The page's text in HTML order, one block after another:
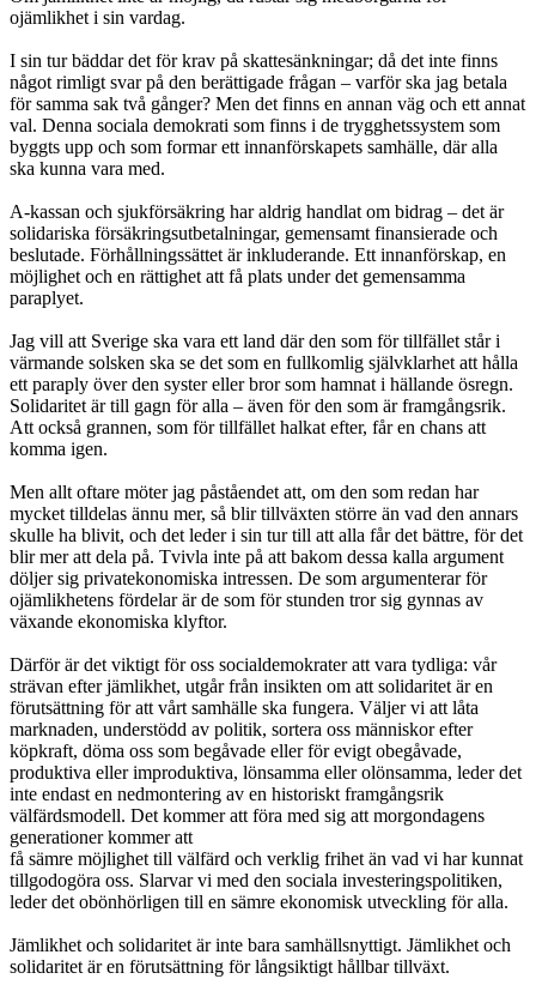
ojämlikhet i sin vardag.
I sin tur bäddar det för krav på skattesänkningar; då det inte finns
något rimligt svar på den berättigade frågan – varför ska jag betala
för samma sak två gånger? Men det finns en annan väg och ett annat
val. Denna sociala demokrati som finns i de trygghetssystem som
byggts upp och som formar ett innanförskapets samhälle, där alla
ska kunna vara med.
A-kassan och sjukförsäkring har aldrig handlat om bidrag – det är
solidariska försäkringsutbetalningar, gemensamt finansierade och
beslutade. Förhållningssättet är inkluderande. Ett innanförskap, en
möjlighet och en rättighet att få plats under det gemensamma
paraplyet.
Jag vill att Sverige ska vara ett land där den som för tillfället står i
värmande solsken ska se det som en fullkomlig självklarhet att hålla
ett paraply över den syster eller bror som hamnat i hällande ösregn.
Solidaritet är till gagn för alla – även för den som är framgångsrik.
Att också grannen, som för tillfället halkat efter, får en chans att
komma igen.
Men allt oftare möter jag påståendet att, om den som redan har
mycket tilldelas ännu mer, så blir tillväxten större än vad den annars
skulle ha blivit, och det leder i sin tur till att alla får det bättre, för det
blir mer att dela på. Tvivla inte på att bakom dessa kalla argument
döljer sig privatekonomiska intressen. De som argumenterar för
ojämlikhetens fördelar är de som för stunden tror sig gynnas av
växande ekonomiska klyftor.
Därför är det viktigt för oss socialdemokrater att vara tydliga: vår
strävan efter jämlikhet, utgår från insikten om att solidaritet är en
förutsättning för att vårt samhälle ska fungera. Väljer vi att låta
marknaden, understödd av politik, sortera oss människor efter
köpkraft, döma oss som begåvade eller för evigt obegåvade,
produktiva eller improduktiva, lönsamma eller olönsamma, leder det
inte endast en nedmontering av en historiskt framgångsrik
välfärdsmodell. Det kommer att föra med sig att morgondagens
generationer kommer att
få sämre möjlighet till välfärd och verklig frihet än vad vi har kunnat
tillgodogöra oss. Slarvar vi med den sociala investeringspolitiken,
leder det obönhörligen till en sämre ekonomisk utveckling för alla.
Jämlikhet och solidaritet är inte bara samhällsnyttigt. Jämlikhet och
solidaritet är en förutsättning för långsiktigt hållbar tillväxt.